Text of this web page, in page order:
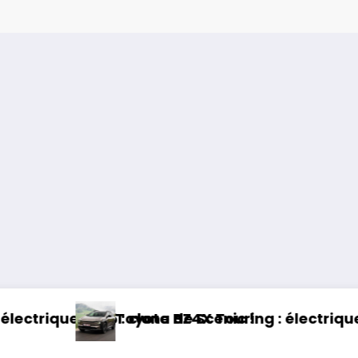
! : électrique et baroudeur !Essai Swapa ZIP